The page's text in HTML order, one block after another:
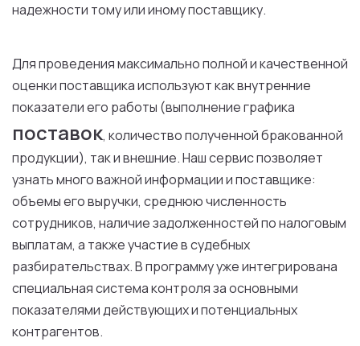
надежности тому или иному поставщику.
Для проведения максимально полной и качественной
оценки поставщика используют как внутренние
показатели его работы (выполнение графика
поставок, количество полученной бракованной
продукции), так и внешние. Наш сервис позволяет
узнать много важной информации и поставщике:
объемы его выручки, среднюю численность
сотрудников, наличие задолженностей по налоговым
выплатам, а также участие в судебных
разбирательствах. В программу уже интегрирована
специальная система контроля за основными
показателями действующих и потенциальных
контрагентов.